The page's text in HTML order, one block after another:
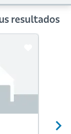
resultados